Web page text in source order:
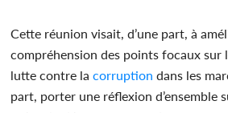
Cette réunion visait, d’une part, à
compréhension des points focaux sur
lutte contre lacorruption dans les
part, porter une réflexion d’ensemble